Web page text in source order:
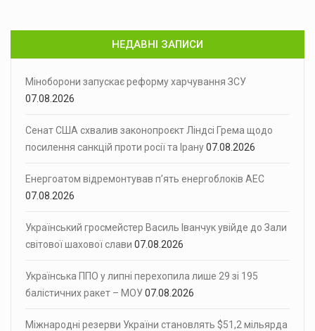
НЕДАВНІ ЗАПИСИ
Міноборони запускає реформу харчування ЗСУ
07.08.2026
Сенат США схвалив законопроєкт Ліндсі Грема щодо
посилення санкцій проти росії та Ірану07.08.2026
Енергоатом відремонтував п’ять енергоблоків АЕС
07.08.2026
Український гросмейстер Василь Іванчук увійде до Зали
світової шахової слави 07.08.2026
Українська ППО у липні перехопила лише 29 зі 195
балістичних ракет – МОУ07.08.2026
Міжнародні резерви України становлять $51,2 мільярда